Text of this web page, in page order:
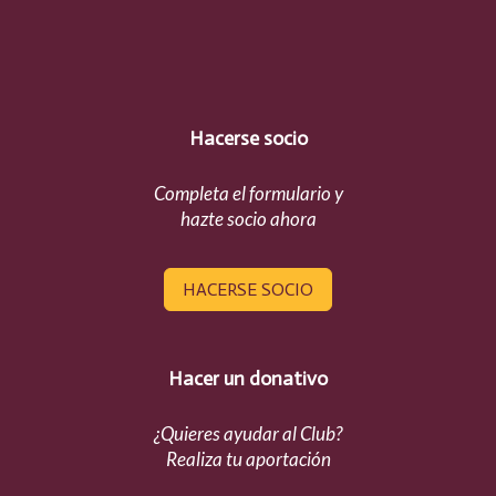
Hacerse socio
Completa el formulario y
hazte socio ahora
HACERSE SOCIO
Hacer un donativo
¿Quieres ayudar al Club?
Realiza tu aportación